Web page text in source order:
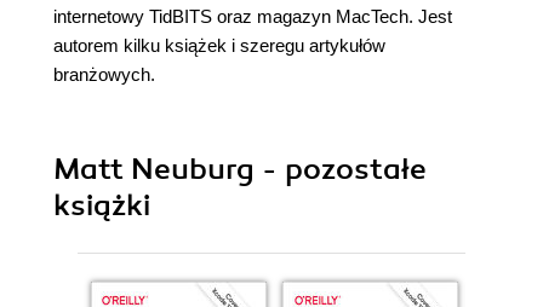
internetowy TidBITS oraz magazyn MacTech. Jest
autorem kilku książek i szeregu artykułów
branżowych.
Matt Neuburg - pozostałe
książki